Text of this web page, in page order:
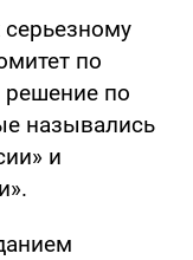
по
по
назывались
и